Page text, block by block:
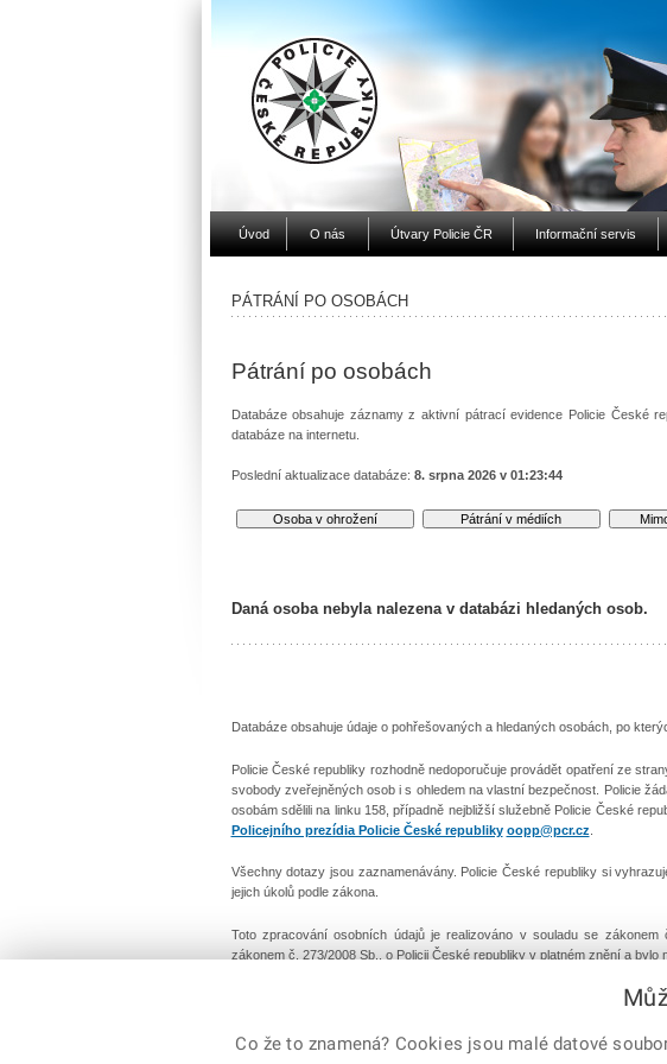
Úvod O nás Útvary Policie ČR Informační servis
PÁTRÁNÍ PO OSOBÁCH
Pátrání po osobách
Databáze obsahuje záznamy z aktivní pátrací evidence Policie České
databáze na internetu.
Poslední aktualizace databáze: 8. srpna 2026 v 01:23:44
Daná osoba nebyla nalezena v databázi hledaných osob.
Databáze obsahuje údaje o pohřešovaných a hledaných osobách, po
Policie České republiky rozhodně nedoporučuje provádět opatření ze
svobody zveřejněných osob i s ohledem na vlastní bezpečnost. Policie
osobám sdělili na linku 158, případně nejbližší služebně Policie České
Policejního prezídia Policie České republiky oopp@pcr.cz
Všechny dotazy jsou zaznamenávány. Policie České republiky si
jejich úkolů podle zákona.
Toto zpracování osobních údajů je realizováno v souladu se
zákonem č. 273/2008 Sb., o Policii České republiky v platném znění a bylo
Co že to znamená? Cookies jsou malé datové